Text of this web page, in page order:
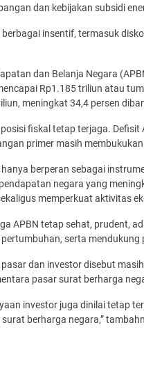
dan kebijakan subsidi
insentif, termasuk
dan Belanja Negara
Rp1.185 triliun atau
meningkat 34,4 persen
fiskal tetap terjaga.
primer masih
berperan sebagai
negara yang
memperkuat aktivitas
APBN tetap sehat, prudent,
serta
dan investor disebut
pasar surat berharga
investor juga dinilai tetap
berharga negara,”